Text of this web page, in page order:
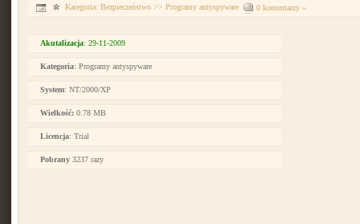
Kategoria: Bezpieczeństwo >> Programy antyspyware 0 komentarzy »
Akutalizacja: 29-11-2009
Kategoria: Programy antyspyware
System: NT/2000/XP
Wielkość: 0.78 MB
Licencja: Trial
Pobrany 3237 razy